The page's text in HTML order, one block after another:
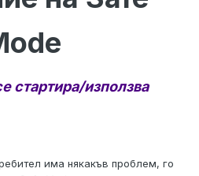
стартира/използва
има някакъв проблем, го